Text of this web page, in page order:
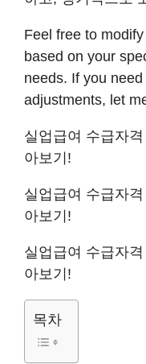
Feel free to
based on your
needs. If you
adjustments, let
실업급여 수급자
아보기!
실업급여 수급자
아보기!
실업급여 수급자
아보기!
목차